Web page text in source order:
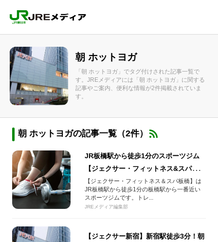
朝 ホットヨガ
「朝 ホットヨガ」でタグ付けされた記事一覧で
す。JREメディアには「朝 ホットヨガ」に関する
記事やご案内、便利な情報が2件掲載されていま
す。
朝 ホットヨガの記事一覧（2件）
JR板橋駅から徒歩1分のスポーツジム
【ジェクサー・フィットネス&スパ板
橋】ダイエット・運動不足解消やサウ
ナも
【ジェクサー・フィットネス＆スパ板橋】は
JR板橋駅から徒歩1分の板橋駅から一番近い
スポーツジムです。トレ...
JREメディア編集部
【ジェクサー新宿】新宿駅徒歩3分！朝